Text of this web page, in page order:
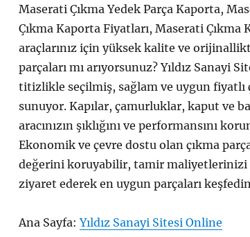
Maserati Çıkma Yedek Parça Kaporta,
Çıkma Kaporta Fiyatları, Maserati Çıkma
araçlarınız için yüksek kalite ve
parçaları mı arıyorsunuz? Yıldız Sanayi
titizlikle seçilmiş, sağlam ve uygun fiyatlı
sunuyor. Kapılar, çamurluklar, kaput ve
aracınızın şıklığını ve performansını
Ekonomik ve çevre dostu olan çıkma
değerini koruyabilir, tamir
ziyaret ederek en uygun parçaları
Ana Sayfa:Yıldız Sanayi Sitesi Online